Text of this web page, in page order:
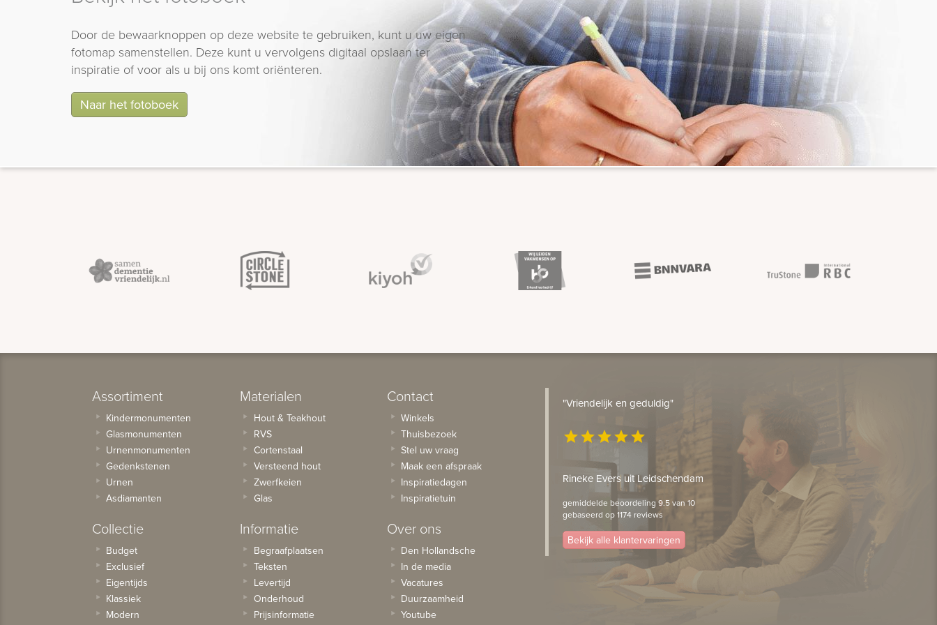
Door de bewaarknoppen op deze website te gebruiken, kunt u uw eigen
fotomap samenstellen. Deze kunt u vervolgens digitaal opslaan ter
inspiratie of voor als u bij ons komt oriënteren.
Naar het fotoboek
Assortiment
Kindermonumenten
Glasmonumenten
Urnenmonumenten
Gedenkstenen
Urnen
Asdiamanten
Collectie
Budget
Exclusief
Eigentijds
Klassiek
Modern
Materialen
Hout & Teakhout
RVS
Cortenstaal
Versteend hout
Zwerfkeien
Glas
Informatie
Begraafplaatsen
Teksten
Levertijd
Onderhoud
Prijsinformatie
Contact
Winkels
Thuisbezoek
Stel uw vraag
Maak een afspraak
Inspiratiedagen
Inspiratietuin
Over ons
Den Hollandsche
In de media
Vacatures
Duurzaamheid
Youtube
"Vriendelijk en geduldig"
starstarstarstarstar
Rineke Evers uit Leidschendam
gemiddelde beoordeling 9.5 van 10
gebaseerd op 1174 reviews
Bekijk alle klantervaringen